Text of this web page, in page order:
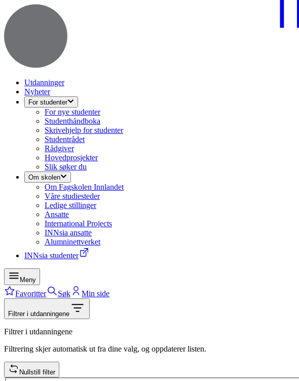
Utdanninger
Nyheter
For studenter
For nye studenter
Studenthåndboka
Skrivehjelp for studenter
Studentrådet
Rådgiver
Hovedprosjekter
Slik søker du
Om skolen
Om Fagskolen Innlandet
Våre studiesteder
Ledige stillinger
Ansatte
International Projects
INNsia ansatte
Alumninettverket
INNsia studenter
Meny
Favoritter Søk Min side
Filtrer i utdanningene
Filtrer i utdanningene
Filtrering skjer automatisk ut fra dine valg, og oppdaterer listen.
Nullstill filter